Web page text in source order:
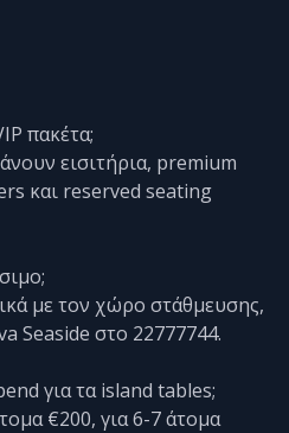
πακέτα;
εισιτήρια, premium
και reserved seating
με τον χώρο στάθμευσης,
Seaside στο 22777744.
για τα island tables;
€200, για 6-7 άτομα